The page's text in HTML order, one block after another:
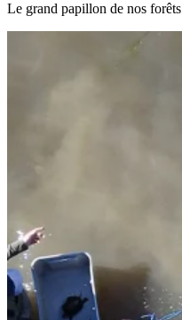
Le grand papillon de nos forêts